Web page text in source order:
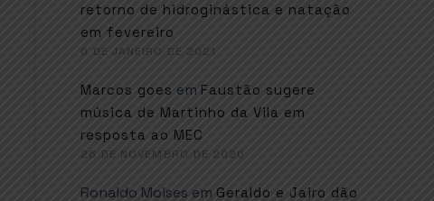
retorno de hidroginástica e natação
em fevereiro
6 DE JANEIRO DE 2021
Marcos goes em Faustão sugere
música de Martinho da Vila em
resposta ao MEC
26 DE NOVEMBRO DE 2020
Ronaldo Moises em Geraldo e Jairo dão